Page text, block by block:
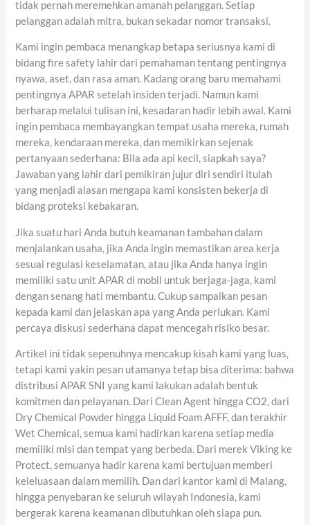
tidak pernah meremehkan amanah pelanggan. Setiap
pelanggan adalah mitra, bukan sekadar nomor transaksi.
Kami ingin pembaca menangkap betapa seriusnya kami di
bidang fire safety lahir dari pemahaman tentang pentingnya
nyawa, aset, dan rasa aman. Kadang orang baru memahami
pentingnya APAR setelah insiden terjadi. Namun kami
berharap melalui tulisan ini, kesadaran hadir lebih awal. Kami
ingin pembaca membayangkan tempat usaha mereka, rumah
mereka, kendaraan mereka, dan memikirkan sejenak
pertanyaan sederhana: Bila ada api kecil, siapkah saya?
Jawaban yang lahir dari pemikiran jujur diri sendiri itulah
yang menjadi alasan mengapa kami konsisten bekerja di
bidang proteksi kebakaran.
Jika suatu hari Anda butuh keamanan tambahan dalam
menjalankan usaha, jika Anda ingin memastikan area kerja
sesuai regulasi keselamatan, atau jika Anda hanya ingin
memiliki satu unit APAR di mobil untuk berjaga-jaga, kami
dengan senang hati membantu. Cukup sampaikan pesan
kepada kami dan jelaskan apa yang Anda perlukan. Kami
percaya diskusi sederhana dapat mencegah risiko besar.
Artikel ini tidak sepenuhnya mencakup kisah kami yang luas,
tetapi kami yakin pesan utamanya tetap bisa diterima: bahwa
distribusi APAR SNI yang kami lakukan adalah bentuk
komitmen dan pelayanan. Dari Clean Agent hingga CO2, dari
Dry Chemical Powder hingga Liquid Foam AFFF, dan terakhir
Wet Chemical, semua kami hadirkan karena setiap media
memiliki misi dan tempat yang berbeda. Dari merek Viking ke
Protect, semuanya hadir karena kami bertujuan memberi
keleluasaan dalam memilih. Dan dari kantor kami di Malang,
hingga penyebaran ke seluruh wilayah Indonesia, kami
bergerak karena keamanan dibutuhkan oleh siapa pun.